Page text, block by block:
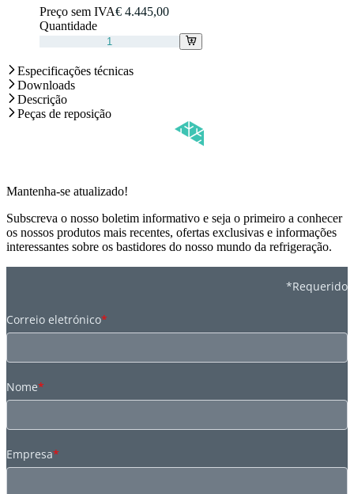
Preço sem IVA€ 4.445,00
Quantidade
Especificações técnicas
Downloads
Descrição
Peças de reposição
Mantenha-se atualizado!
Subscreva o nosso boletim informativo e seja o primeiro a conhecer
os nossos produtos mais recentes, ofertas exclusivas e informações
interessantes sobre os bastidores do nosso mundo da refrigeração.
*Requerido
Correio eletrónico*
Nome*
Empresa*